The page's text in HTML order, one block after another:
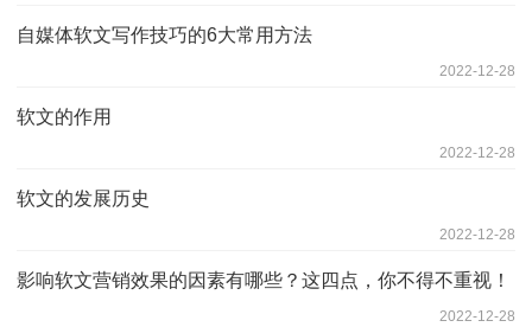
自媒体软文写作技巧的6大常用方法
2022-12-28
软文的作用
2022-12-28
软文的发展历史
2022-12-28
影响软文营销效果的因素有哪些？这四点，你不得不重视！
2022-12-28